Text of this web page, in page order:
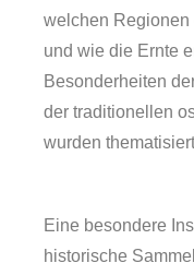
Über uns
welchen Regionen
und wie die Ernte
Besonderheiten
der traditionellen
wurden
Eine besondere
historische